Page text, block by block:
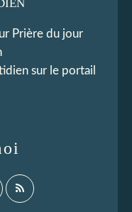
Prière du jour
sur le portail